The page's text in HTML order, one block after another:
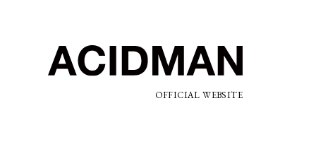
OFFICIAL WEBSITE